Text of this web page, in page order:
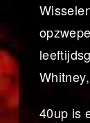
40up is